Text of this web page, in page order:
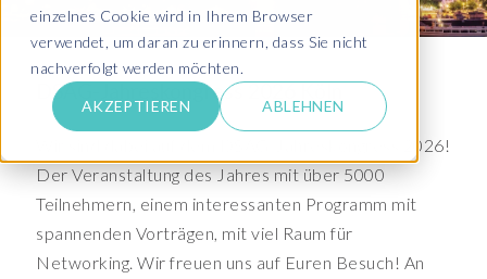
einzelnes Cookie wird in Ihrem Browser
verwendet, um daran zu erinnern, dass Sie nicht
nachverfolgt werden möchten.
AKZEPTIEREN ABLEHNEN
DSAG-Jahreskongress 2026 Köln
Wir sind dabei auf dem DSAG-Jahreskongress 2026!
Der Veranstaltung des Jahres mit über 5000
Teilnehmern, einem interessanten Programm mit
spannenden Vorträgen, mit viel Raum für
Networking. Wir freuen uns auf Euren Besuch! An